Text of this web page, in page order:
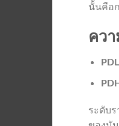
นั้นคือ
คว
PDL
ระดับ